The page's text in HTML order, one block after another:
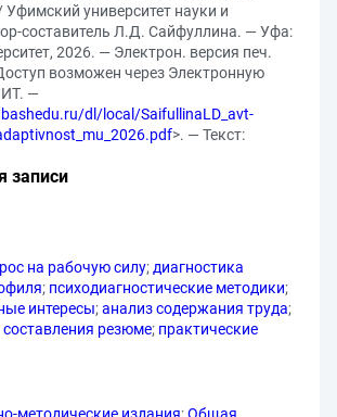
Уфимский университет науки и
составитель Л.Д. Сайфуллина. — Уфа:
2026. — Электрон. версия печ.
возможен через Электронную
—
dl/local/SaifullinaLD_avt-
>. — Текст:
записи
на рабочую силу; диагностика
; психодиагностические методики;
интересы;анализ содержания труда;
составления резюме; практические